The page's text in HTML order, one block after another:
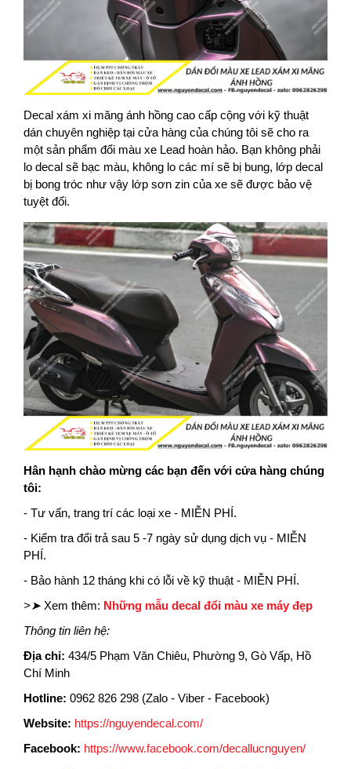
Decal xám xi măng ánh hồng cao cấp cộng với kỹ thuật
dán chuyên nghiệp tại cửa hàng của chúng tôi sẽ cho ra
một sản phẩm đổi màu xe Lead hoàn hảo. Bạn không phải
lo decal sẽ bạc màu, không lo các mí sẽ bị bung, lớp decal
bị bong tróc như vậy lớp sơn zin của xe sẽ được bảo vệ
tuyệt đối.
Hân hạnh chào mừng các bạn đến với cửa hàng chúng
tôi:
- Tư vấn, trang trí các loại xe - MIỄN PHÍ.
- Kiểm tra đổi trả sau 5 -7 ngày sử dụng dịch vụ - MIỄN
PHÍ.
- Bảo hành 12 tháng khi có lỗi về kỹ thuật - MIỄN PHÍ.
>➤ Xem thêm: Những mẫu decal đổi màu xe máy đẹp
Thông tin liên hệ:
Địa chỉ: 434/5 Phạm Văn Chiêu, Phường 9, Gò Vấp, Hồ
Chí Minh
Hotline: 0962 826 298 (Zalo - Viber - Facebook)
Website: https://nguyendecal.com/
Facebook: https://www.facebook.com/decallucnguyen/